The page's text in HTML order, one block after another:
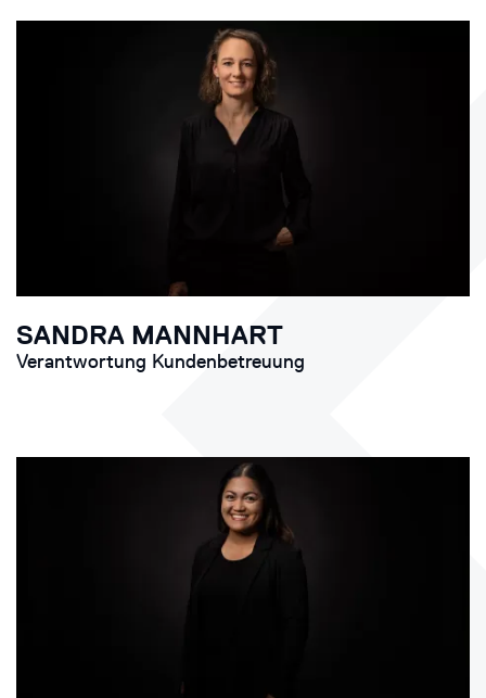
SANDRA MANNHART
Verantwortung Kundenbetreuung